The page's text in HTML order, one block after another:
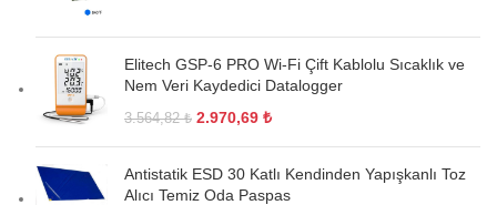
Elitech GSP-6 PRO Wi-Fi Çift Kablolu Sıcaklık ve
Nem Veri Kaydedici Datalogger
3.564,82₺ 2.970,69 ₺
Antistatik ESD 30 Katlı Kendinden Yapışkanlı Toz
Alıcı Temiz Oda Paspas